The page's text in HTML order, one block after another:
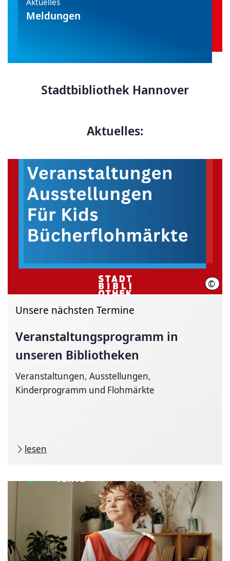
Meldungen
Stadtbibliothek Hannover
Aktuelles:
©
Unsere nächsten Termine
Veranstaltungsprogramm in
unseren Bibliotheken
Veranstaltungen, Ausstellungen,
Kinderprogramm und Flohmärkte
lesen